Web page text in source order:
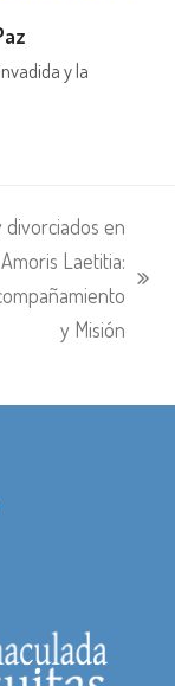
y la
divorciados en
Laetitia:
y Misión